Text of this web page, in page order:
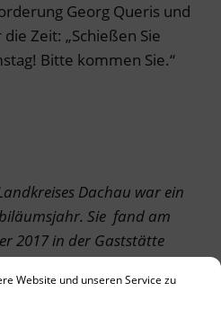
Website und unseren Service zu
Georg Queris und
Zeit: „Schießen Sie
Bitte kommen Sie.“
Dachau war ein
Sie fand am
2017 in der Gaststätte